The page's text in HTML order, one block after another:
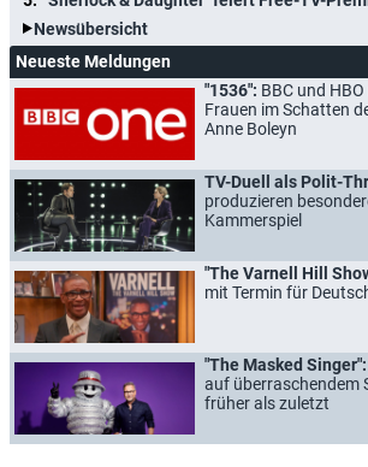
Newsübersicht
Neueste Meldungen
"1536": BBC und
Frauen im Schatten
Anne Boleyn
TV-Duell als Polit-
produzieren
Kammerspiel
"The Varnell Hill
mit Termin für
"The Masked Singer":
auf überraschendem
früher als zuletzt